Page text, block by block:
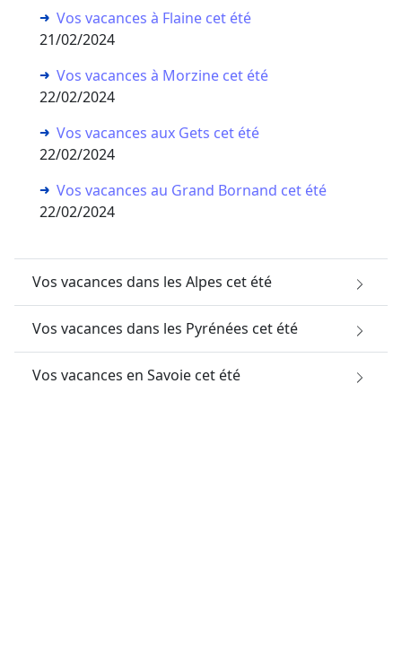
Vos vacances à Flaine cet été
21/02/2024
Vos vacances à Morzine cet été
22/02/2024
Vos vacances aux Gets cet été
22/02/2024
Vos vacances au Grand Bornand cet été
22/02/2024
Vos vacances dans les Alpes cet été
Vos vacances dans les Pyrénées cet été
Vos vacances en Savoie cet été